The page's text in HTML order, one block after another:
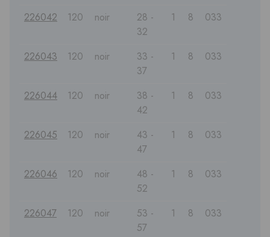
226042 120 noir
28 -
32
1 8 033
226043 120 noir
33 -
37
1 8 033
226044 120 noir
38 -
42
1 8 033
226045 120 noir
43 -
47
1 8 033
226046 120 noir
48 -
52
1 8 033
226047 120 noir
53 -
57
1 8 033